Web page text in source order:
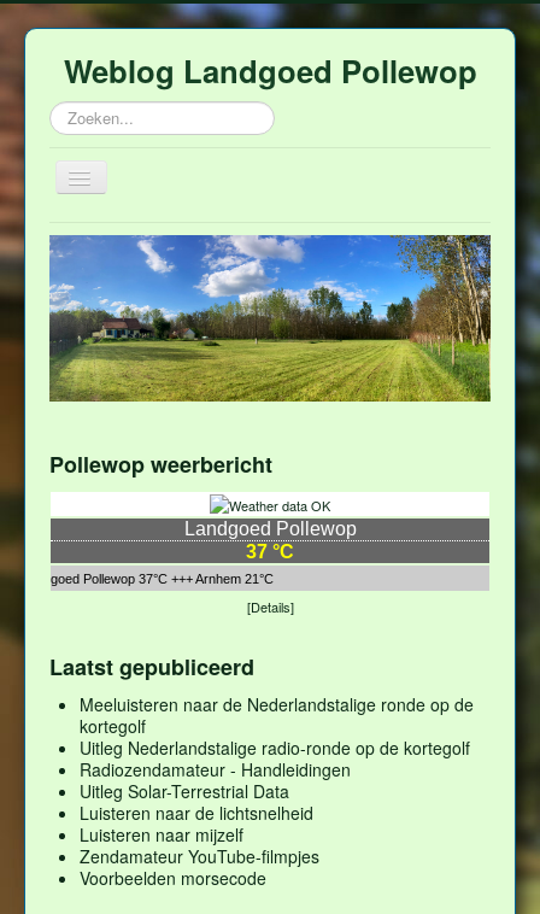
Weblog Landgoed Pollewop
Zoeken...
Schakelen
navigatie
Home
Polleweer
Over Pollewop
Afina
Rob
Pollewop weerbericht
Landgoed Pollewop
37 °C
Landgoed Pollewop 37°C +++ Arnhem 21°C
[Details]
Laatst gepubliceerd
Meeluisteren naar de Nederlandstalige ronde op de
kortegolf
Uitleg Nederlandstalige radio-ronde op de kortegolf
Radiozendamateur - Handleidingen
Uitleg Solar-Terrestrial Data
Luisteren naar de lichtsnelheid
Luisteren naar mijzelf
Zendamateur YouTube-filmpjes
Voorbeelden morsecode